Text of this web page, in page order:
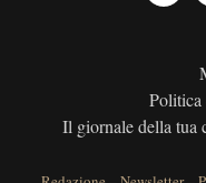
Politica
Il giornale della tua